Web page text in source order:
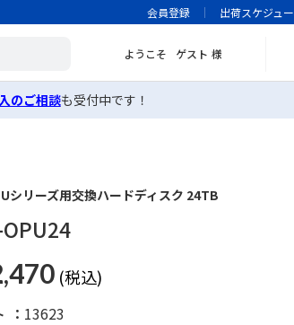
会員登録 出荷スケジュ
ようこそ ゲスト 様
のご相談も受付中です！
シリーズ用交換ハードディスク 24TB
13623